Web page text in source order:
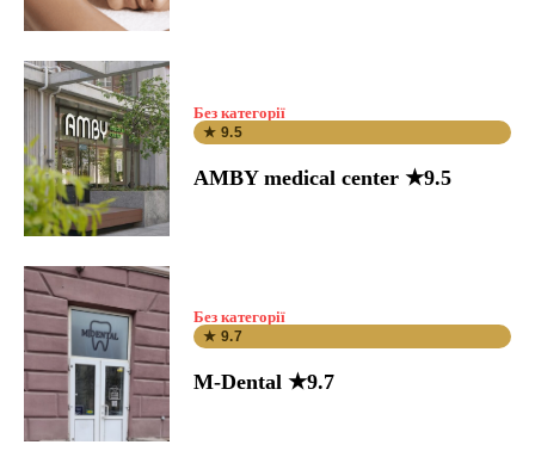
Без категорії
★ 9.5
AMBY medical center ★9.5
Без категорії
★ 9.7
M-Dental ★9.7